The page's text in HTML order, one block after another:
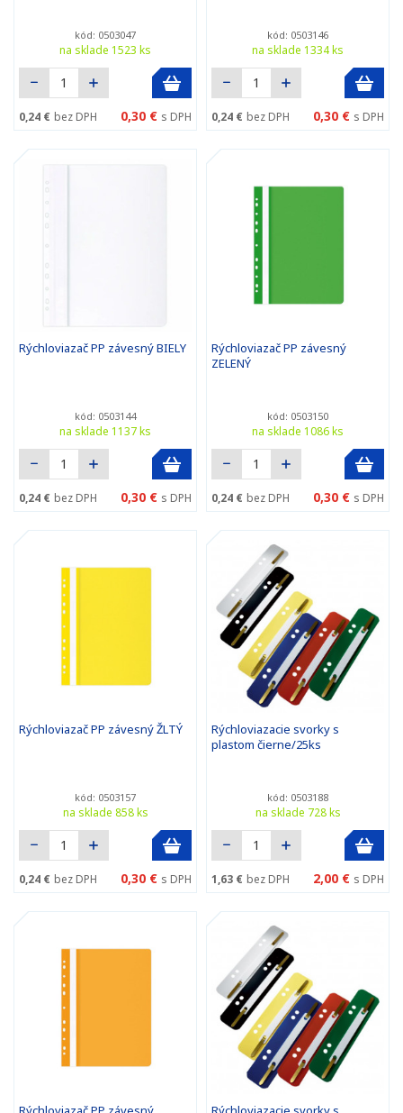
kód: 0503047
na sklade 1523 ks
0,24 € bez DPH 0,30 € s DPH
kód: 0503146
na sklade 1334 ks
0,24 € bez DPH 0,30 € s DPH
Rýchloviazač PP závesný BIELY
kód: 0503144
na sklade 1137 ks
0,24 € bez DPH 0,30 € s DPH
Rýchloviazač PP závesný
ZELENÝ
kód: 0503150
na sklade 1086 ks
0,24 € bez DPH 0,30 € s DPH
Rýchloviazač PP závesný ŽLTÝ
kód: 0503157
na sklade 858 ks
0,24 € bez DPH 0,30 € s DPH
Rýchloviazacie svorky s
plastom čierne/25ks
kód: 0503188
na sklade 728 ks
1,63 € bez DPH 2,00 € s DPH